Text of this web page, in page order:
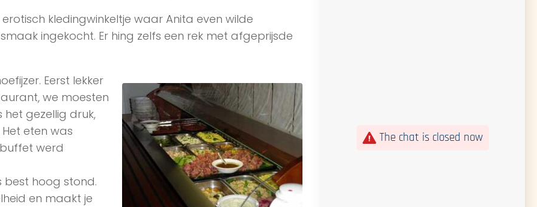
kledingwinkeltje waar Anita even wilde
ingekocht. Er hing zelfs een rek met afgeprijsde
Eerst lekker
we moesten
gezellig druk,
eten was
werd
best hoog stond.
en maakt je
The chat is closed now